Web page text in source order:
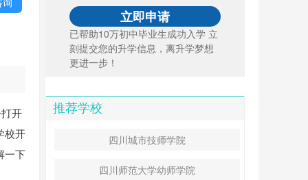
开
校开
一下
已帮助10万初中毕业生成功入学 立
刻提交您的升学信息，离升学梦想
更进一步！
推荐学校
四川城市技师学院
四川师范大学幼师学院